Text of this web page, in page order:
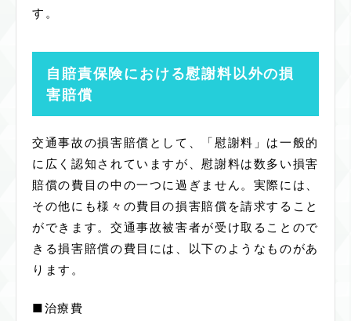
す。
自賠責保険における慰謝料以外の損
害賠償
交通事故の損害賠償として、「慰謝料」は一般的
に広く認知されていますが、慰謝料は数多い損害
賠償の費目の中の一つに過ぎません。実際には、
その他にも様々の費目の損害賠償を請求すること
ができます。交通事故被害者が受け取ることので
きる損害賠償の費目には、以下のようなものがあ
ります。
■治療費